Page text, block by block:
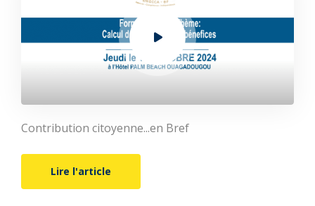
Contribution citoyenne...en Bref
Lire l'article